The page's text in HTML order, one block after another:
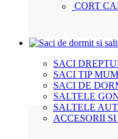
CORT
SACI
SACI TIP
SACI DE
SALTELE
SALTELE
ACCESORII